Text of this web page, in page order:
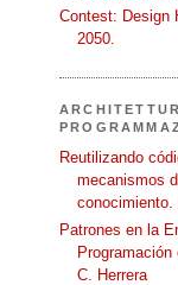
Contest: Design
2050.
Reutilizando
mecanismos
conocimiento.
Patrones en la
C. Herrera